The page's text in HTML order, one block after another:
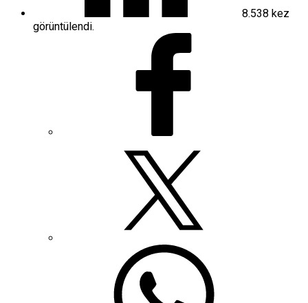
8.538 kez
görüntülendi.